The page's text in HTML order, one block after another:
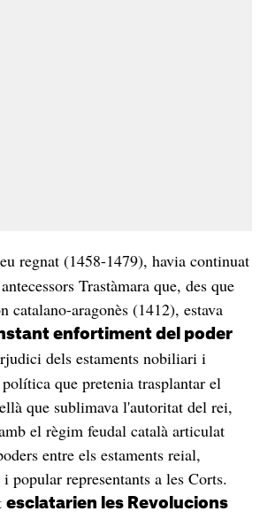
regnat (1458-1479), havia continuat
Trastàmara que, des que
catalano-aragonès (1412), estava
enfortiment del poder
dels estaments nobiliari i
que pretenia trasplantar el
que sublimava l'autoritat del rei,
el règim feudal català articulat
entre els estaments reial,
popular representants a les Corts.
esclatarien les Revolucions